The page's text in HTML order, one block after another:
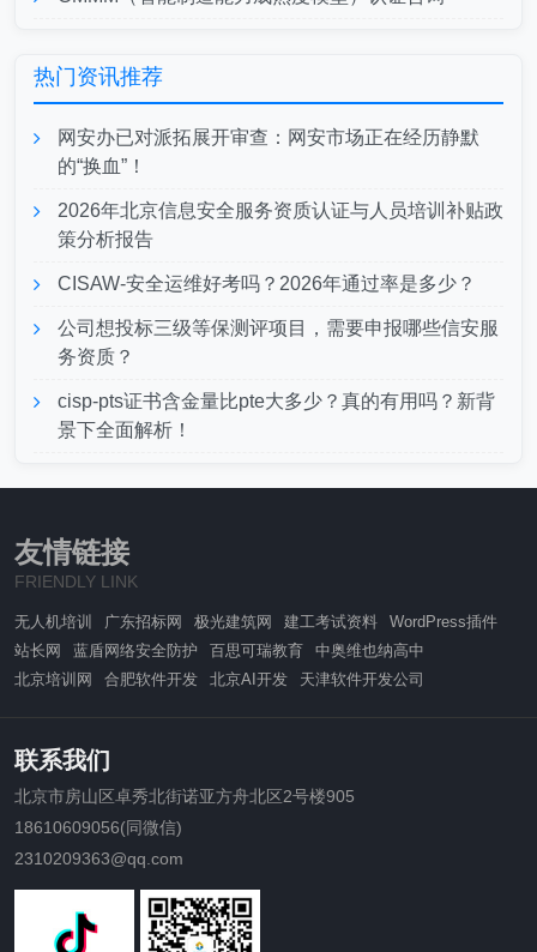
热门资讯推荐
网安办已对派拓展开审查：网安市场正在经历静默
的“换血”！
2026年北京信息安全服务资质认证与人员培训补贴政
策分析报告
CISAW-安全运维好考吗？2026年通过率是多少？
公司想投标三级等保测评项目，需要申报哪些信安服
务资质？
cisp-pts证书含金量比pte大多少？真的有用吗？新背
景下全面解析！
友情链接
FRIENDLY LINK
无人机培训 广东招标网 极光建筑网 建工考试资料
WordPress插件
站长网
蓝盾网络安全防护 百思可瑞教育
中奥维也纳高中
北京培训网
合肥软件开发 北京AI开发 天津软件开发公司
联系我们
北京市房山区卓秀北街诺亚方舟北区2号楼905
18610609056(同微信)
2310209363@qq.com